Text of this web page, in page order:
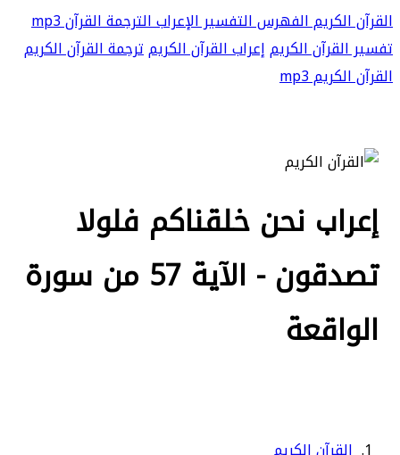
القرآن الكريمالفهرسالتفسيرالإعرابالترجمةالقرآن mp3
تفسير القرآن الكريمإعراب القرآن الكريمترجمة القرآن الكريم
القرآن الكريم mp3
إعراب نحن خلقناكم فلولا
تصدقون - الآية 57 من سورة
الواقعة